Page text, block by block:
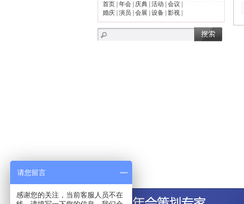
首页 年会 庆典 活动 会议
婚庆 演员 会展 设备 影视
请您留言
感谢您的关注，当前客服人员不在